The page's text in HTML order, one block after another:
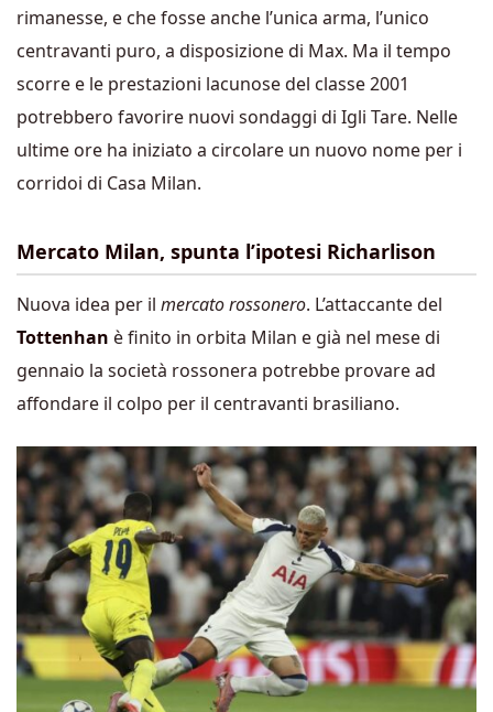
rimanesse, e che fosse anche l’unica arma, l’unico
centravanti puro, a disposizione di Max. Ma il tempo
scorre e le prestazioni lacunose del classe 2001
potrebbero favorire nuovi sondaggi di Igli Tare. Nelle
ultime ore ha iniziato a circolare un nuovo nome per i
corridoi di Casa Milan.
Mercato Milan, spunta l’ipotesi Richarlison
Nuova idea per il mercato rossonero. L’attaccante del
Tottenhan è finito in orbita Milan e già nel mese di
gennaio la società rossonera potrebbe provare ad
affondare il colpo per il centravanti brasiliano.